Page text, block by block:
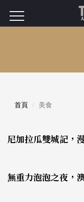
首頁 美食
尼加拉瓜雙城記，
無重力泡泡之夜